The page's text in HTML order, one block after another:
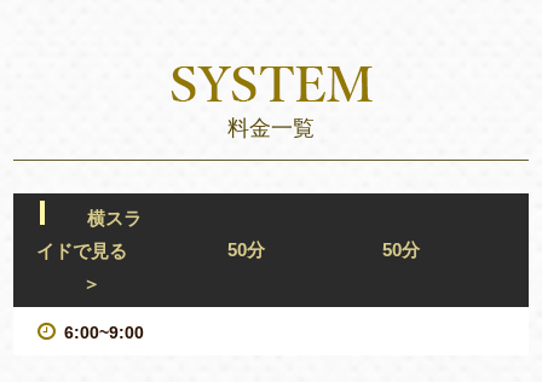
料金一覧
横スラ
イドで見る
＞
50分 50分
6:00~9:00